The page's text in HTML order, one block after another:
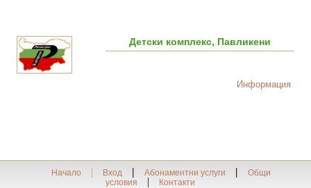
Детски комплекс, Павликени
Информация
Начало Вход Абонаментни услуги
Общи
условия
Контакти